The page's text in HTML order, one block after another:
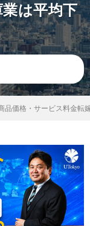
は平均下
品価格・サービス料金転